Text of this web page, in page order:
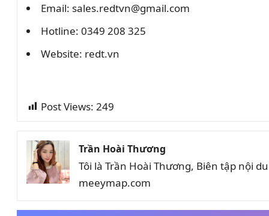
Email: sales.redtvn@gmail.com
Hotline: 0349 208 325
Website: redt.vn
Post Views: 249
Trần Hoài Thương
Tôi là Trần Hoài Thương, Biên tập nội
meeymap.com